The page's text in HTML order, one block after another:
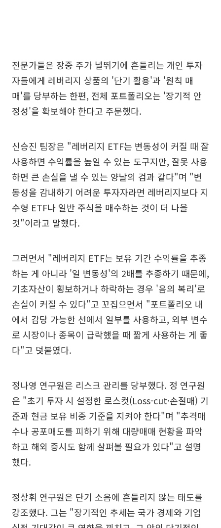
전문가들은 장중 주가 널뛰기에 흔들리는 개인 투자
자들에게 레버리지 상품의 '단기 활용'과 '원칙 매
매'를 당부하는 한편, 전체 포트폴리오는 '장기적 안
정성'을 확보해야 한다고 주문했다.
신승진 팀장은 "레버리지 ETF는 변동성이 커질 때 잘
사용하면 수익률을 높일 수 있는 도구지만, 잘못 사용
하면 큰 손실을 낼 수 있는 양날의 검과 같다"며 "변
동성을 감내하기 어려운 투자자라면 레버리지보다 지
수형 ETF나 일반 주식을 매수하는 것이 더 나을
것"이라고 말했다.
그러면서 "레버리지 ETF는 보유 기간 수익률을 추종
하는 게 아니라 '일 변동성'의 2배를 추종하기 때문에,
기초자산이 횡보하거나 하락하는 경우 '음의 복리'로
손실이 커질 수 있다"고 꼬집으면서 "포트폴리오 내
에서 감당 가능한 선에서 일부를 사용하고, 외부 변수
로 시장이나 종목이 급락했을 때 짧게 사용하는 게 좋
다"고 덧붙였다.
정나영 연구원은 리스크 관리를 당부했다. 정 연구원
은 "초기 투자 시 설정한 로스컷(Loss-cut·손절매) 기
준과 현금 보유 비중 기준을 지켜야 한다"며 "추격매
수나 공포매도를 피하기 위해 대량매매 현황을 파악
하고 해외 증시도 함께 살펴볼 필요가 있다"고 설명
했다.
정상휘 연구원은 단기 소음에 흔들리지 않는 태도를
강조했다. 그는 "장기적인 추세는 국가 경제와 기업